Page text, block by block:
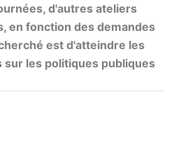
d'autres ateliers
en fonction des demandes
est d'atteindre les
les politiques publiques